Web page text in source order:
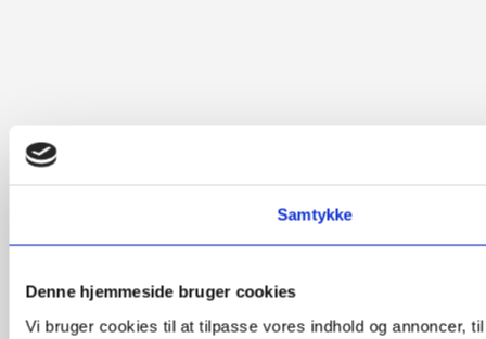
Samtykke
Denne hjemmeside bruger cookies
Vi bruger cookies til at tilpasse vores indhold og annoncer,